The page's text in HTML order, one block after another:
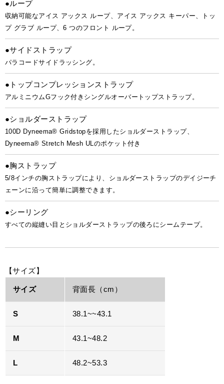
●ループ
収納可能なアイス アックス ループ、アイス アックス キーパー、トッ
プ グラブ ループ、6 つのフロント ループ。
●サイドストラップ
パラコードサイドラッシング。
●トップコンプレッションストラップ
アルミニウムGフック付きシングルオーバートップストラップ。
●ショルダーストラップ
100D Dyneema® Gridstopを採用したショルダーストラップ、
Dyneema® Stretch Mesh ULのポケット付き
●胸ストラップ
5/8インチの胸ストラップにより、ショルダーストラップのデイジーチ
ェーンに沿って簡単に調整できます。
●シーリング
すべての縦縫い目とショルダーストラップの後ろにシームテープ。
【サイズ】
サイズ 背面長（cm）
S 38.1~~43.1
M 43.1~48.2
L 48.2~53.3